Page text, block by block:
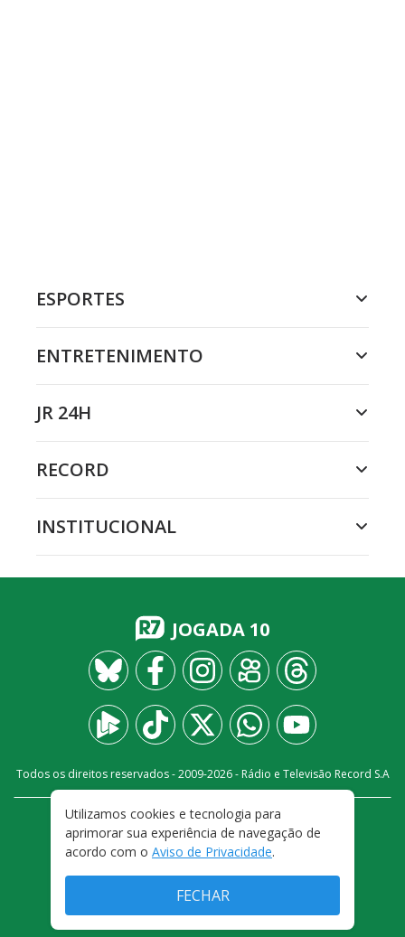
ESPORTES
ENTRETENIMENTO
JR 24H
RECORD
INSTITUCIONAL
JOGADA 10
Todos os direitos reservados - 2009-2026- Rádio e Televisão Record S.A
FALE CONOSCO
PRIVACIDADE
TERMOS E CONDIÇÕES DE USO
Utilizamos cookies e tecnologia para
aprimorar sua experiência de navegação de
acordo com o Aviso de Privacidade.
FECHAR